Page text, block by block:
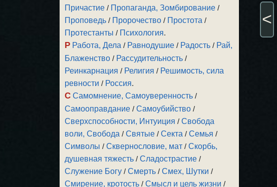
Причастие / Пропаганда, Зомбирование /
Проповедь / Пророчество / Простота /
Протестанты / Психология.
Р Работа, Дела / Равнодушие / Радость / Рай,
Блаженство / Рассудительность /
Реинкарнация / Религия / Решимость, сила
ревности / Россия.
С Самомнение, Самоуверенность /
Самооправдание /Самоубийство /
Сверхспособности, Интуиция /Свобода
воли, Свобода /Святые /Секта /Семья /
Символы /Сквернословие, мат /Скорбь,
душевная тяжесть /Сладострастие /
Служение Богу /Смерть /Смех, Шутки /
Смирение, кротость /Смысл и цель жизни /
<